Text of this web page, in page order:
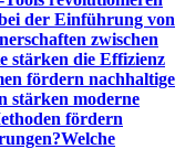
der Einführung von
zwischen
stärken die Effizienz
fördern nachhaltige
stärken moderne
fördern
Welche